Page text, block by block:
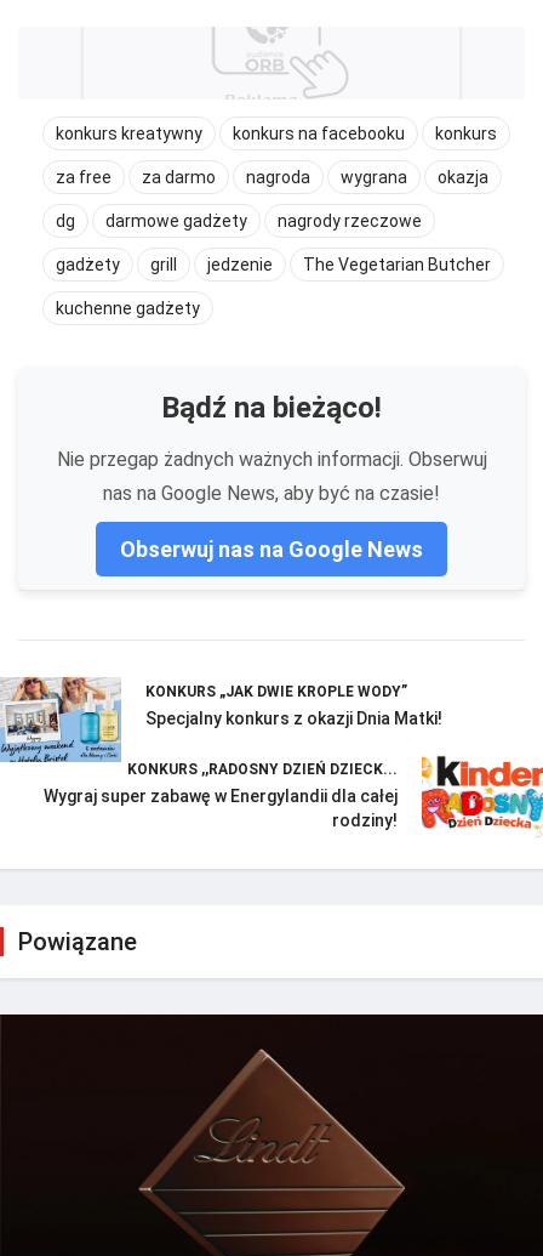
konkurs kreatywny konkurs na facebooku konkurs
za free za darmo nagroda wygrana okazja
dg darmowe gadżety nagrody rzeczowe
gadżety grill jedzenie The Vegetarian Butcher
kuchenne gadżety
Bądź na bieżąco!
Nie przegap żadnych ważnych informacji. Obserwuj
nas na Google News, aby być na czasie!
Obserwuj nas na Google News
KONKURS „JAK DWIE KROPLE WODY”
Specjalny konkurs z okazji Dnia Matki!
KONKURS ,,RADOSNY DZIEŃ DZIECK...
Wygraj super zabawę w Energylandii dla całej
rodziny!
Powiązane